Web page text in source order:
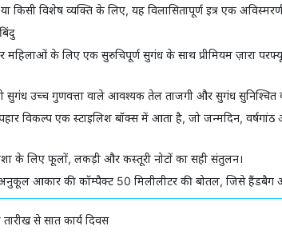
किसी विशेष व्यक्ति के लिए, यह विलासितापूर्ण इत्र एक
महिलाओं के लिए एक सुरुचिपूर्ण सुगंध के साथ प्रीमियम ज़ारा
सुगंध उच्च गुणवत्ता वाले आवश्यक तेल ताजगी और सुगंध
विकल्प एक स्टाइलिश बॉक्स में आता है, जो जन्मदिन,
के लिए फूलों, लकड़ी और कस्तूरी नोटों का सही संतुलन।
अनुकूल आकार की कॉम्पैक्ट 50 मिलीलीटर की बोतल, जिसे हैंडबैग
से सात कार्य दिवस